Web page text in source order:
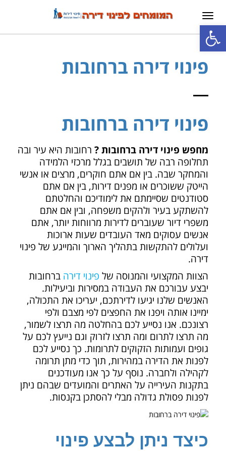
פתח סרגל נגישות
תפריט
פינוי דירה ברחובות
פינוי דירה ברחובות
מחפש פינוי דירה ברחובות ? רחובות היא עיר ובה
תחלופה רבה של תושבים בגלל מרכזי הלמידה
והמחקר שבה. בין אם אתם חוקרים, מרצים או אנשי
הייטק ששוכרים או מפנים דירות, בין אם אתם
סטודנטים שסיימתם את לימודיכם והחלטתם
להשתקע בעיר ולהקים משפחה, ובין אם אתם
משפרי דיור שעוברים לדירות מרווחות יותר, אתם
אנשים עסוקים מאד העובדים שעות ארוכות
ועלולים להתקשות בתהליך הארוך והמייגע של פינוי
דירה.
הצוות המקצועי והמנוסה של פינוי דירה ברחובות
יבצע עבורכם את העבודה במסירות וביעילות.
האנשים שלנו יגיעו לדירתכם, יעריכו את התכולה,
ימיינו אותה ויפנו את החפצים לפי מצבם ולפי
רצונכם. אנו נסייע לכם בהחלטה מה תרצו לשמור,
מה תרצו לתרום ומה תרצו לזרוק וגם נייעץ לכם על
גופים ועמותות הזקוקים לתרומות. כך נסייע לכם
לפנות את הדירה במהירות, תוך כדי מתן תרומה
לקהילה ולחברה. נוסף על כך אנו מעודכנים
בתקנות העירייה על האתרים והמועדים שבהם ניתן
לפנות פסולת גדולה מבלי להסתכן בקנסות.
כיצד ניתן לבצע פינוי